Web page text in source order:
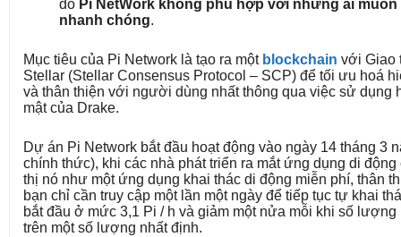
đó Pi NetWork không phù hợp với những ai muốn
nhanh chóng.
Mục tiêu của Pi Network là tạo ra một blockchain với Giao
Stellar (Stellar Consensus Protocol – SCP) để tối ưu hoá
và thân thiện với người dùng nhất thông qua việc sử dụng
mật của Drake.
Dự án Pi Network bắt đầu hoạt động vào ngày 14 tháng 3
chính thức), khi các nhà phát triển ra mắt ứng dụng di
thị nó như một ứng dụng khai thác di động miễn phí, thân
bạn chỉ cần truy cập một lần một ngày để tiếp tục tự khai
bắt đầu ở mức 3,1 Pi / h và giảm một nửa mỗi khi số
trên một số lượng nhất định.